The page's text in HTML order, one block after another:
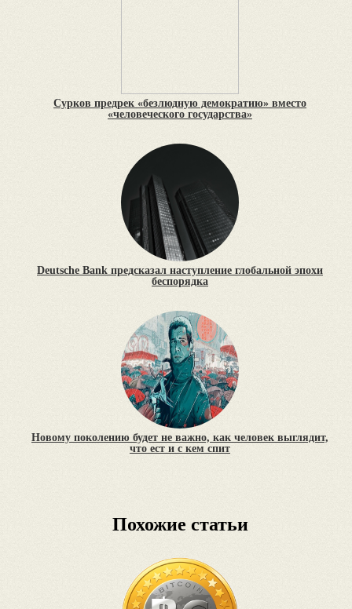
Сурков предрек «безлюдную демократию» вместо
«человеческого государства»
Deutsche Bank предсказал наступление глобальной эпохи
беспорядка
Новому поколению будет не важно, как человек выглядит,
что ест и с кем спит
Похожие статьи